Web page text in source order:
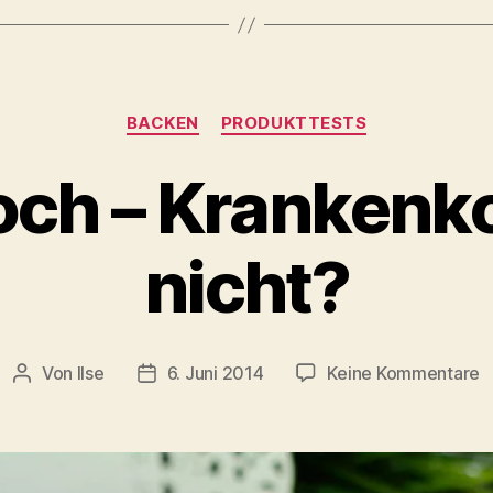
Kategorien
BACKEN PRODUKTTESTS
–
nicht?
Beitragsautor
Von Ilse Beitragsdatum
6. Juni 2014 Keine Kommentare